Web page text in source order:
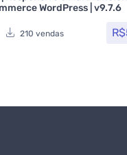
3.50 de 5 WordPress | v9.7.6
210 vendas R$